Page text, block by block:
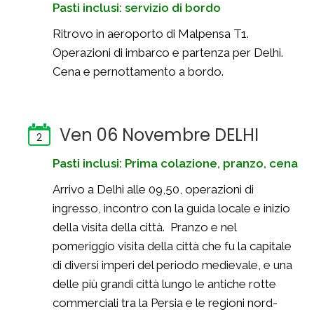
Pasti inclusi: servizio di bordo
Ritrovo in aeroporto di Malpensa T1.
Operazioni di imbarco e partenza per Delhi.
Cena e pernottamento a bordo.
2 Ven 06 Novembre DELHI
Pasti inclusi: Prima colazione, pranzo, cena
Arrivo a Delhi alle 09,50, operazioni di
ingresso, incontro con la guida locale e inizio
della visita della città. Pranzo e nel
pomeriggio visita della città che fu la capitale
di diversi imperi del periodo medievale, e una
delle più grandi città lungo le antiche rotte
commerciali tra la Persia e le regioni nord-